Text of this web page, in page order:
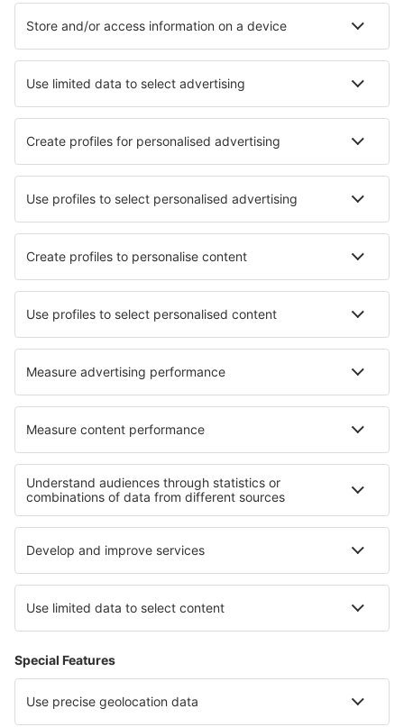
Verblijf
Vlucht+hotel
Hotels
Transfers
Attracties
Luchtvaartmaatschappijen
Brussels Airlines
Ryanair
Wizz Air
Tui Fly
Transavia
Over eSky
Algemene voorwaarden
Mijn boekingen
Privacykennisgeving
Ondersteuning en contact
Privacy
Landen
Internationale sites